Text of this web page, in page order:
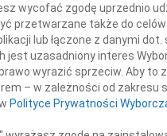
Pani
Gromek
z powodu śmierci
wycofać zgodę uprzednio
przetwarzane także do
lub łączone z danymi
uzasadniony interes
wyrazić sprzeciw. Aby to
– w zależności od zakresu
Polityce Prywatności